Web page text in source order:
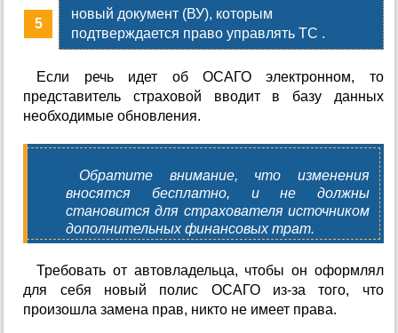
новый документ (ВУ), которым
подтверждается право управлять ТС .
Если речь идет об ОСАГО электронном, то
представитель страховой вводит в базу данных
необходимые обновления.
Обратите внимание, что изменения
вносятся бесплатно, и не должны
становится для страхователя источником
дополнительных финансовых трат.
Требовать от автовладельца, чтобы он оформлял
для себя новый полис ОСАГО из-за того, что
произошла замена прав, никто не имеет права.